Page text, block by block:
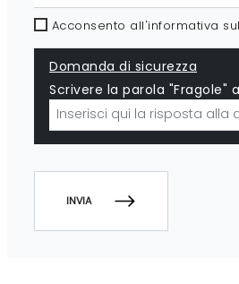
Acconsento all'informativa
Domanda di sicurezza
Scrivere la parola "Fragole"
INVIA